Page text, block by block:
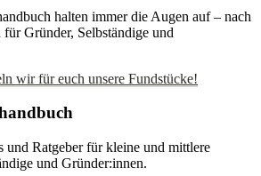
halten immer die Augen auf – nach
Gründer, Selbständige und
wir für euch unsere Fundstücke!
und Ratgeber für kleine und mittlere
und Gründer:innen.